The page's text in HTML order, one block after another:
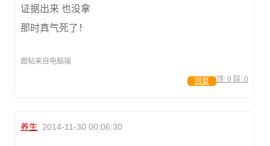
证据出来 也没拿
那时真气死了！
跟帖来自电脑端
顶: 0 踩: 0
回复
养生 2014-11-30 00:06:30